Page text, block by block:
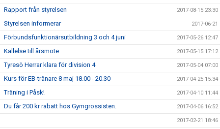
Rapport från styrelsen 2017-08-15 23:30
Styrelsen informerar 2017-06-21
Förbundsfunktionärsutbildning 3 och 4 juni 2017-05-26 12:47
Kallelse till årsmöte 2017-05-15 17:12
Tyresö Herrar klara för division 4 2017-05-04 07:00
Kurs för EB-tränare 8 maj 18.00 - 20.30 2017-04-25 15:34
Träning i Påsk! 2017-04-10 11:44
Du får 200 kr rabatt hos Gymgrossisten. 2017-04-06 16:52
2017-02-21 18:46